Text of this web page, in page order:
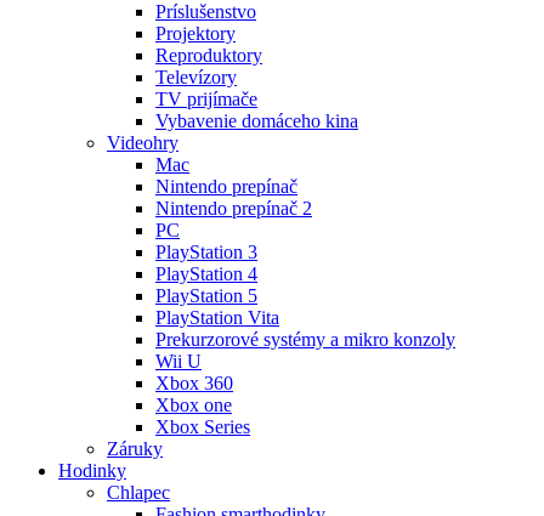
Príslušenstvo
Projektory
Reproduktory
Televízory
TV prijímače
Vybavenie domáceho kina
Videohry
Mac
Nintendo prepínač
Nintendo prepínač 2
PC
PlayStation 3
PlayStation 4
PlayStation 5
PlayStation Vita
Prekurzorové systémy a mikro konzoly
Wii U
Xbox 360
Xbox one
Xbox Series
Záruky
Hodinky
Chlapec